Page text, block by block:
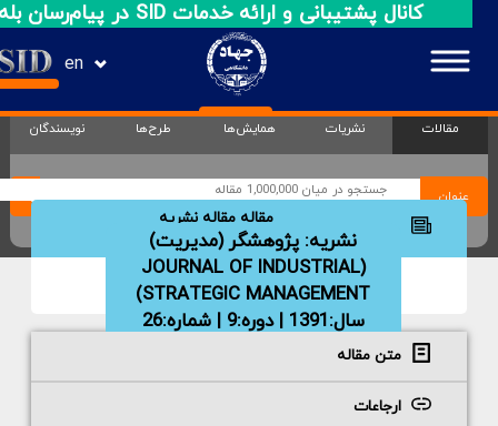
کانال پشتیبانی و ارائه خدمات SID در پیام‌رسان بله
مقالات نشریات همایش‌ها طرح‌ها نویسندگان
عنوان
مقاله مقاله نشریه
مشخصات مقاله
نشریه:پژوهشگر (مدیریت)
(JOURNAL OF INDUSTRIAL
STRATEGIC MANAGEMENT)
سال:1391 | دوره:9 | شماره:26
صفحات :15-22
متن مقاله
ارجاعات